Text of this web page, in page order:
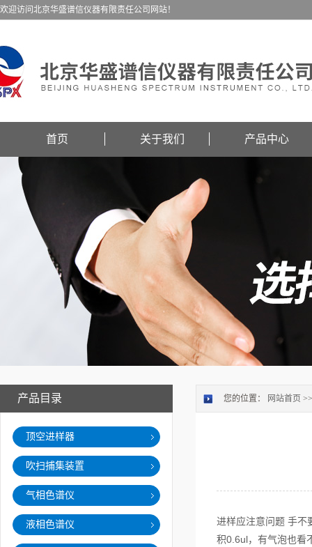
欢迎访问北京华盛谱信仪器有限责任公司网站！
首页 关于我们 产品中心
产品目录
顶空进样器
吹扫捕集装置
气相色谱仪
液相色谱仪
您的位置： 网站首页
进样应注意问题 手不
积0.6ul，有气泡也看